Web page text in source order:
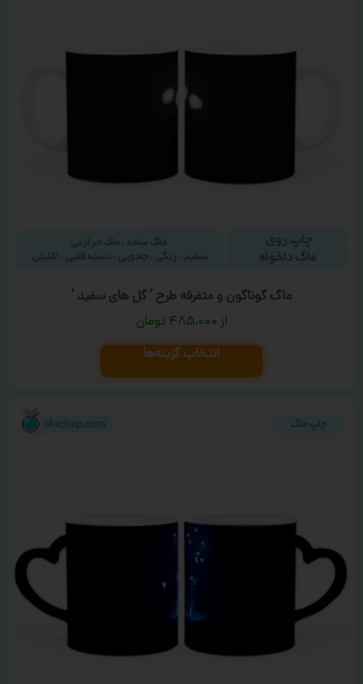
ماگ گوناگون و متفرقه طرح ‘ گل های سفید ‘
۴۸۵,۰۰۰ تومان
انتخاب گزینه‌ها